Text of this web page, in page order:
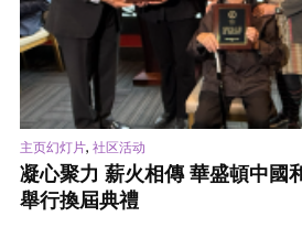
主页幻灯片, 社区活动
凝心聚力 薪火相傳 華盛頓中國
舉行換屆典禮